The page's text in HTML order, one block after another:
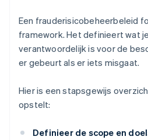
Een frauderisicobeheerbeleid
framework. Het definieert wat
verantwoordelijk is voor de
er gebeurt als er iets misgaat.
Hier is een stapsgewijs
opstelt:
Definieer de scope en